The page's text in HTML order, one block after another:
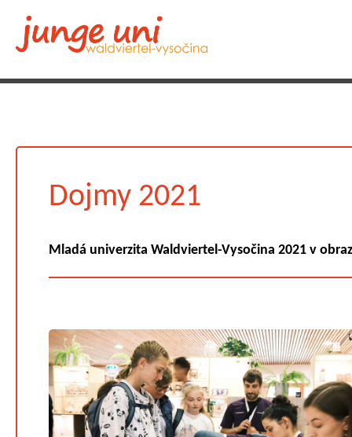
Dojmy 2021
Mladá univerzita Waldviertel-Vysočina 2021 v